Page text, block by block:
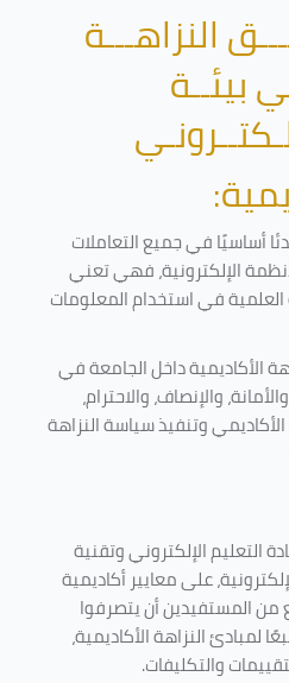
النزاهـــة
بيئــة
أساسيًا في جميع التعاملات
الإلكترونية، فهي تعني
العلمية في استخدام المعلومات
الأكاديمية داخل الجامعة في
والإنصاف، والاحترام،
وتنفيذ سياسة النزاهة
التعليم الإلكتروني وتقنية
على معايير أكاديمية
المستفيدين أن يتصرفوا
لمبادئ النزاهة الأكاديمية،
والتكليفات.